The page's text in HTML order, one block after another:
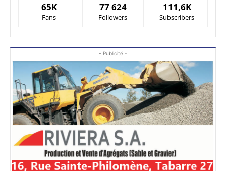
65K
Fans
77 624
Followers
111,6K
Subscribers
- Publicité -